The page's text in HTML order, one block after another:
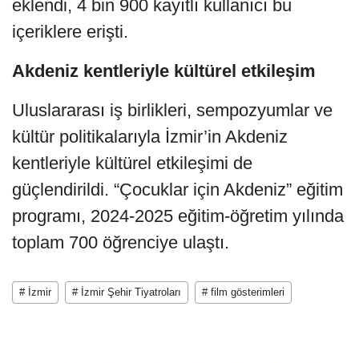
eklendi, 4 bin 900 kayıtlı kullanıcı bu
içeriklere erişti.
Akdeniz kentleriyle kültürel etkileşim
Uluslararası iş birlikleri, sempozyumlar ve
kültür politikalarıyla İzmir’in Akdeniz
kentleriyle kültürel etkileşimi de
güçlendirildi. “Çocuklar için Akdeniz” eğitim
programı, 2024-2025 eğitim-öğretim yılında
toplam 700 öğrenciye ulaştı.
# İzmir # İzmir Şehir Tiyatroları # film gösterimleri